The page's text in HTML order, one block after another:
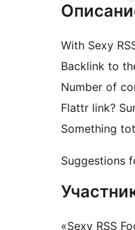
With Sexy
Backlink to
Number of
Flattr link?
Something
Suggestions
«Sexy RSS